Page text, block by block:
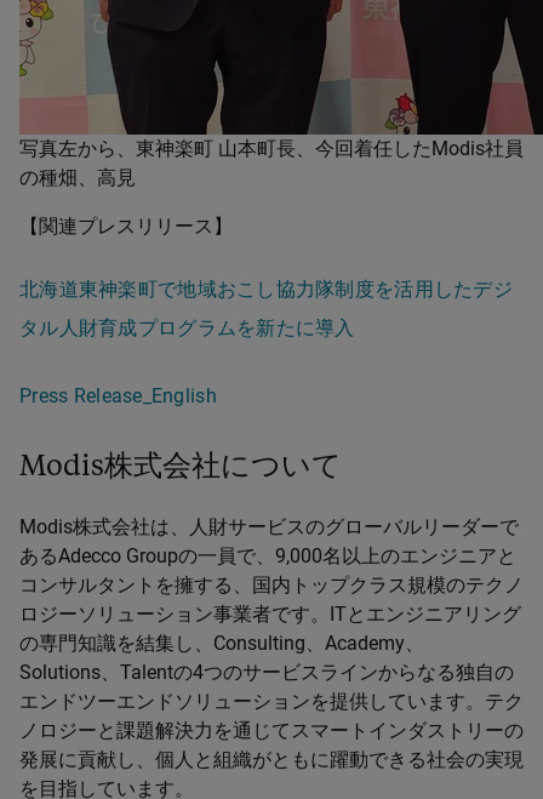
写真左から、東神楽町 山本町長、今回着任したModis社員
の種畑、高見
【関連プレスリリース】
北海道東神楽町で地域おこし協力隊制度を活用したデジ
タル人財育成プログラムを新たに導入
Press Release_English
Modis株式会社について
Modis株式会社は、人財サービスのグローバルリーダーで
あるAdecco Groupの一員で、9,000名以上のエンジニアと
コンサルタントを擁する、国内トップクラス規模のテクノ
ロジーソリューション事業者です。ITとエンジニアリング
の専門知識を結集し、Consulting、Academy、
Solutions、Talentの4つのサービスラインからなる独自の
エンドツーエンドソリューションを提供しています。テク
ノロジーと課題解決力を通じてスマートインダストリーの
発展に貢献し、個人と組織がともに躍動できる社会の実現
を目指しています。